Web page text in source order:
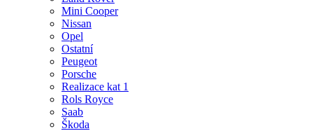
Mini Cooper
Nissan
Opel
Ostatní
Peugeot
Porsche
Realizace kat 1
Rols Royce
Saab
Škoda